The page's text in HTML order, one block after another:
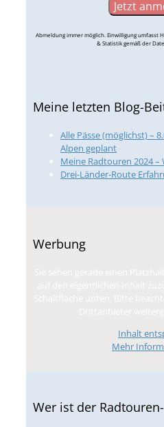
Abmeldung immer möglich. Einwilligung umfasst
& Statistik gemäß der
Meine letzten Blog-
Alle Pässe (möglichst) –
Alpen geplant
Meine Radtouren 2024 –
Drei-Länder-Route
Werbung
Inhalt
Mehr
Wer ist der